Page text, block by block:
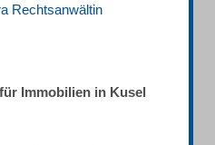
Rechtsanwältin
Immobilien in Kusel